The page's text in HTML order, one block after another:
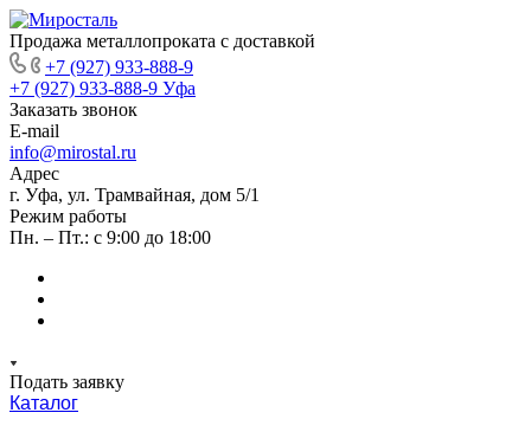
Продажа металлопроката с доставкой
+7 (927) 933-888-9
+7 (927) 933-888-9 Уфа
Заказать звонок
E-mail
info@mirostal.ru
Адрес
г. Уфа, ул. Трамвайная, дом 5/1
Режим работы
Пн. – Пт.: с 9:00 до 18:00
Подать заявку
Каталог